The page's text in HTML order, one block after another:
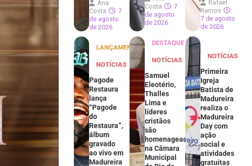
Ana
Costa
7
de agosto
de 2026
Costa
7
de agosto
de 2026
Rafael
Ramos
7 de agosto
de 2026
LANÇAMENTOS
NOTÍCIAS
Pagode
Restaura
lança
“Pagode
do
Restaura”,
álbum
gravado
ao vivo em
Madureira
DESTAQUE
NOTÍCIAS
Samuel
Eleotério,
Thalles
Lima e
líderes
cristãos
são
homenageados
na Câmara
Municipal
NOTÍCIAS
Primeira
Igreja
Batista de
Madureira
realiza o
Madureira
Day com
ação
social e
atividades
gratuitas